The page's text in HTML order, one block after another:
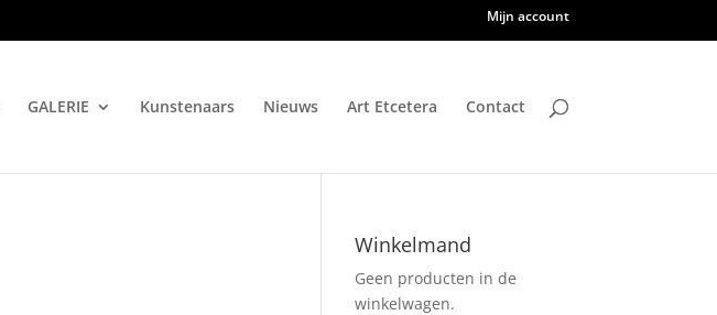
Mijn account
GALERIE Kunstenaars Nieuws Art Etcetera Contact
Winkelmand
Geen producten in de
winkelwagen.